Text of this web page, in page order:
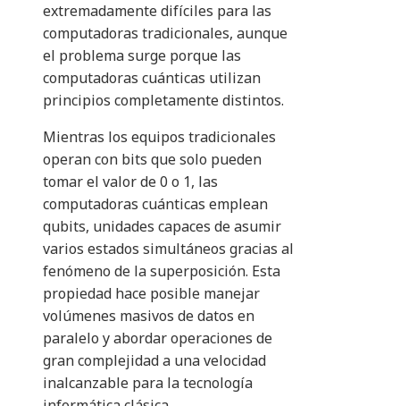
extremadamente difíciles para las
computadoras tradicionales, aunque
el problema surge porque las
computadoras cuánticas utilizan
principios completamente distintos.
Mientras los equipos tradicionales
operan con bits que solo pueden
tomar el valor de 0 o 1, las
computadoras cuánticas emplean
qubits, unidades capaces de asumir
varios estados simultáneos gracias al
fenómeno de la superposición. Esta
propiedad hace posible manejar
volúmenes masivos de datos en
paralelo y abordar operaciones de
gran complejidad a una velocidad
inalcanzable para la tecnología